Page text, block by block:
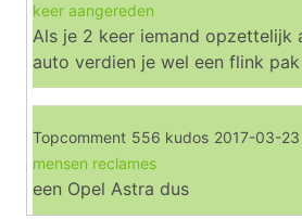
keer aangereden
Als je 2 keer iemand opzettelijk
auto verdien je wel een flink pak
Topcomment 556 kudos 2017-03-
mensen reclames
een Opel Astra dus